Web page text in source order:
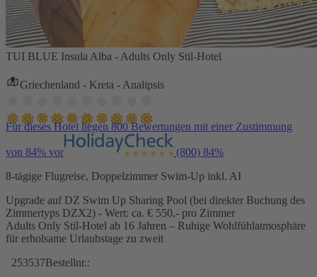
TUI BLUE Insula Alba - Adults Only Stil-Hotel
Griechenland - Kreta - Analipsis
Für dieses Hotel liegen 800 Bewertungen mit einer Zustimmung
von 84% vor (800) 84%
8-tägige Flugreise, Doppelzimmer Swim-Up inkl. AI
Upgrade auf DZ Swim Up Sharing Pool (bei direkter Buchung des
Zimmertyps DZX2) - Wert: ca. € 550,- pro Zimmer
Adults Only Stil-Hotel ab 16 Jahren – Ruhige Wohlfühlatmosphäre
für erholsame Urlaubstage zu zweit
253537Bestellnr.: